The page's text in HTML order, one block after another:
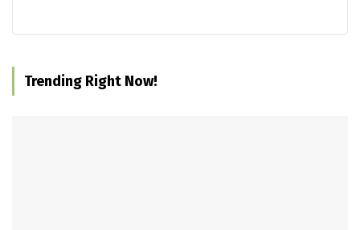
Trending Right Now!